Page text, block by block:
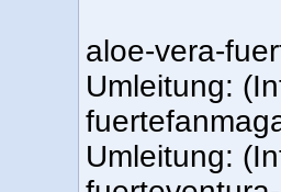
aloe-vera-
Umleitung:
Umleitung: